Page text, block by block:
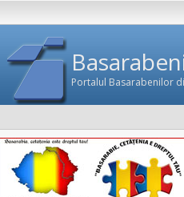
Portalul Basarabenilor